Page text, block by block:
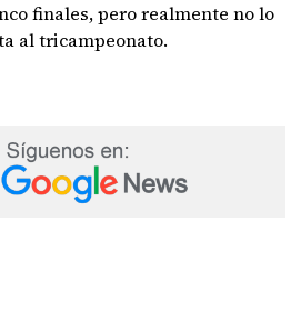
finales, pero realmente no lo
al tricampeonato.